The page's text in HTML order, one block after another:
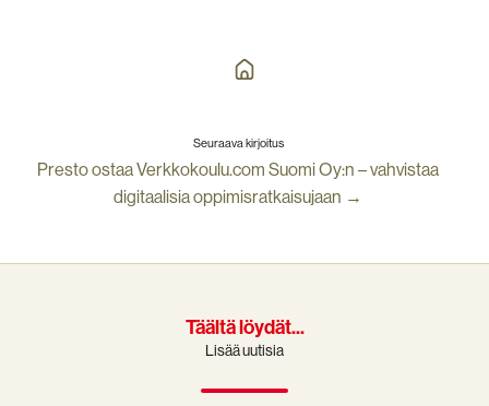
Seuraava kirjoitus
Presto ostaa Verkkokoulu.com Suomi Oy:n – vahvistaa
digitaalisia oppimisratkaisujaan →
Täältä löydät...
Lisää uutisia